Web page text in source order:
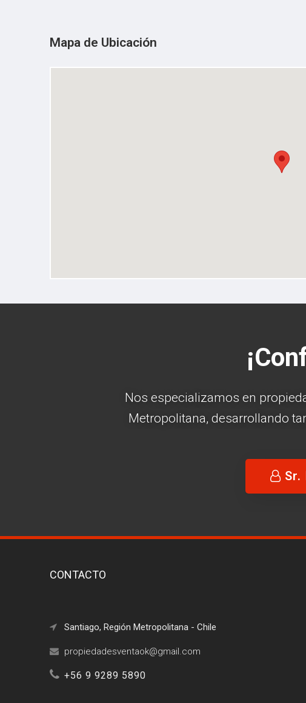
Mapa de Ubicación
Nos especializamos en
Metropolitana, desarrollando
Sr.
CONTACTO
Santiago, Región Metropolitana - Chile
+56 9 9289 5890